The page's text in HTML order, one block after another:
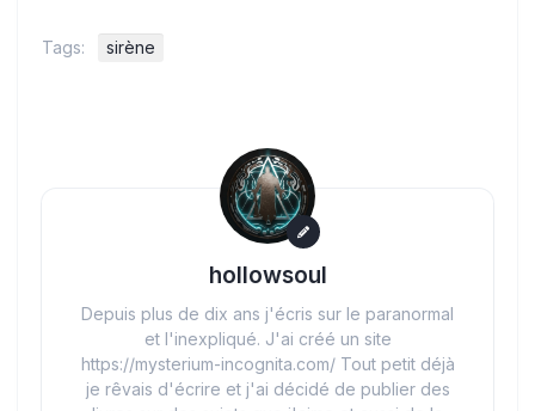
Tags: sirène
hollowsoul
Depuis plus de dix ans j'écris sur le paranormal
et l'inexpliqué. J'ai créé un site
https://mysterium-incognita.com/ Tout petit déjà
je rêvais d'écrire et j'ai décidé de publier des